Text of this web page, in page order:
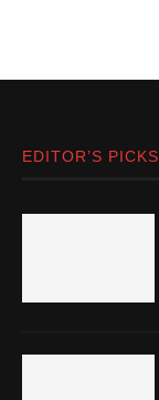
EDITOR’S PICKS